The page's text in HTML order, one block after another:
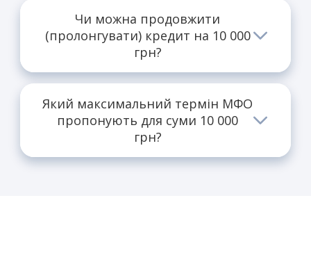
Чи можна продовжити
(пролонгувати) кредит на 10 000
грн?
Більшість МФО дозволяють пролонгацію за
Який максимальний термін МФО
пропонують для суми 10 000
грн?
Стандартно до 30 днів, хоча є розширені